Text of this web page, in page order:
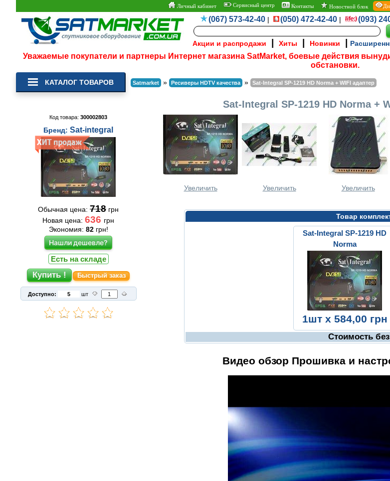
Личный кабинет Сервисный центр Контакты Новостной блок
(067) 573-42-40| (050) 472-42-40| (093)
Акции и распродажи Хиты Новинки
Уважаемые покупатели и партнеры Интернет магазина SatMarket, боевые действия
обстановки.
КАТАЛОГ ТОВАРОВ Satmarket » Ресиверы HDTV качества » Sat-Integral SP-1219 HD Norma + WIFI адаптер
Sat-Integral SP-1219 HD Norma +
Код товара: 300002803
Бренд: Sat-integral
Обычная цена: 718 грн
Новая цена: 636 грн
Экономия: 82грн!
Нашли дешевле?
Есть на складе
Быстрый заказ
Доступно: шт
Увеличить Увеличить Увеличить
Товар
Sat-Integral SP-1219 HD
Norma
1шт x 584,00 грн
Cтоимость
Видео обзор Прошивка и